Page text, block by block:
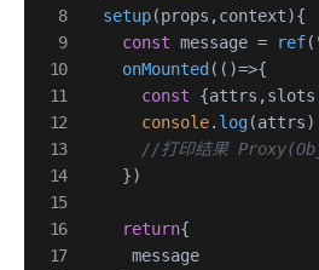
setup(props,context){
const message = ref(
onMounted ( ()=>{
const
console. log
//打印结果
    })
return{
     message